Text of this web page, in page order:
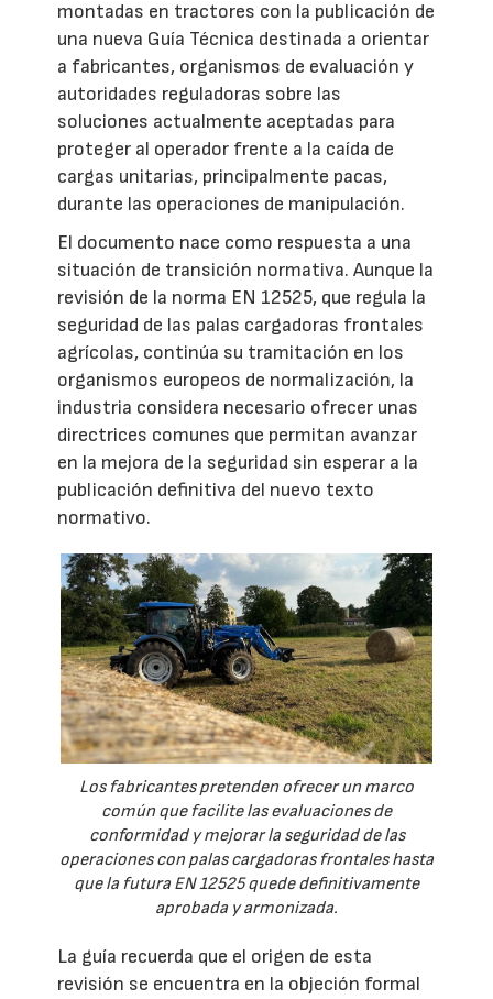
montadas en tractores con la publicación de
una nueva Guía Técnica destinada a orientar
a fabricantes, organismos de evaluación y
autoridades reguladoras sobre las
soluciones actualmente aceptadas para
proteger al operador frente a la caída de
cargas unitarias, principalmente pacas,
durante las operaciones de manipulación.
El documento nace como respuesta a una
situación de transición normativa. Aunque la
revisión de la norma EN 12525, que regula la
seguridad de las palas cargadoras frontales
agrícolas, continúa su tramitación en los
organismos europeos de normalización, la
industria considera necesario ofrecer unas
directrices comunes que permitan avanzar
en la mejora de la seguridad sin esperar a la
publicación definitiva del nuevo texto
normativo.
Los fabricantes pretenden ofrecer un marco
común que facilite las evaluaciones de
conformidad y mejorar la seguridad de las
operaciones con palas cargadoras frontales hasta
que la futura EN 12525 quede definitivamente
aprobada y armonizada.
La guía recuerda que el origen de esta
revisión se encuentra en la objeción formal